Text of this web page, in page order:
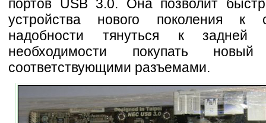
портов USB 3.0. Она позволит
устройства нового поколения к
надобности тянуться к задней
необходимости покупать
соответствующими разъемами.